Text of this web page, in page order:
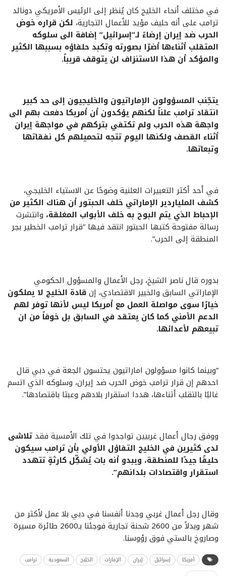
في مختلف أنحاء الخليج كان يُنظر إلى الرئيس الأمريكي دونالد
ترامب على أنه حليف مؤيد للأعمال التجارية، لكن قراره خوض
الحرب ضد إيران إرضاءً لـ”إسرائيل” إضافة الى سلوكه
المتقلب أثناءها أضرّا بصورته وتكبد حلفاؤه بسببها الكثير
والمؤكد أن هذا الاستنزاف لن يتوقف قريباً.
يتجّنب المسؤولون الإماراتيون والخليجيون إلى حد كبير
انتقاد ترامب علناً لكنهم يؤكدون أن أمريكا دفعت بهم الى
واجهة هذه الحرب ولم تكتفي بتركهم في مواجهة إيران
أثناء القصف ولكنها اليوم تتجه لتحميلهم كل نفقاتها
وتبعاتها.
في أحد أكثر التعبيرات العلنية وضوحًا عن الاستياء الخليجي،
كشف الملياردير الإماراتي خلف الحبتور أن هناك الكثير من
الإحباط الذي يتم البوح به خلف الأبواب المغلقة، وانتشرت
رسالة مفتوحة كتبها الحبتور انتقد فيها “قرار ترامب الخطير بجر
المنطقة إلى الحرب”.
بدوره قال ناصر الشيخ، رجل الأعمال والمسؤول الحكومي
الإماراتي السابق والخبير الاقتصادي، إن قادة الخليج لا يملكون
خيارًا سوى مواصلة العمل مع أمريكا ليس لأنها توفر لهم
الدعم الأمني كما كان يعتقد في السابق بل خوفاً من ان
تبيعهم لأعدائها.
“وبينما كانوا مسؤولون اماراتيون يحتسون الجعة في دبي قال
احدهم إن قرار ترامب خوض الحرب ضد إيران، وسلوكه الذي اتسم
غالبًا بالتقلب أثناءها، هددا استقرار بلادهم وعبثا باقتصادها”.
ووفق رجال أعمال غربيين تواجدوا في تلك الأمسية فقد تلاشى
لدى كثيرين في الخليج التفاؤل الأولي بأن ترامب سيكون
حليفًا جيدًا للمنطقة، ويبدو أنه بات يُشكِّل كارثةٍ تتهدد
استقرار واقتصادات بلدانهم”.
وقال رجل أعمال غربي وجدنا أنفسنا في دبي بلا عمل لأكثر من
شهر وبدلاً من 2600 شحنة تجارية فوجئنا بـ2600 طائرة مسيرة
وصاروخ بالستي فوق رؤوسنا.
أمريكا إسرائيل إيران الإمارات الخليج السعودية ترامب